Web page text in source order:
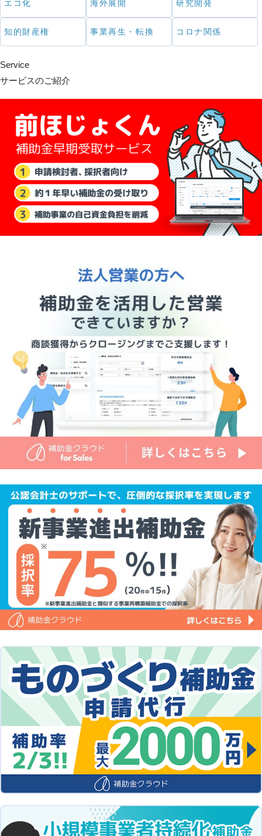
エコ化 海外展開 研究開発
知的財産権 事業再生・転換 コロナ関係
Service
サービスのご紹介